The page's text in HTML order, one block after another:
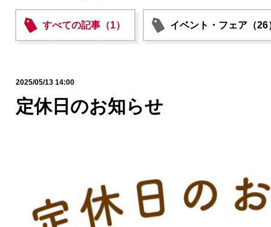
すべての記事（1） イベント・フェア（26
2025/05/13 14:00
定休日のお知らせ